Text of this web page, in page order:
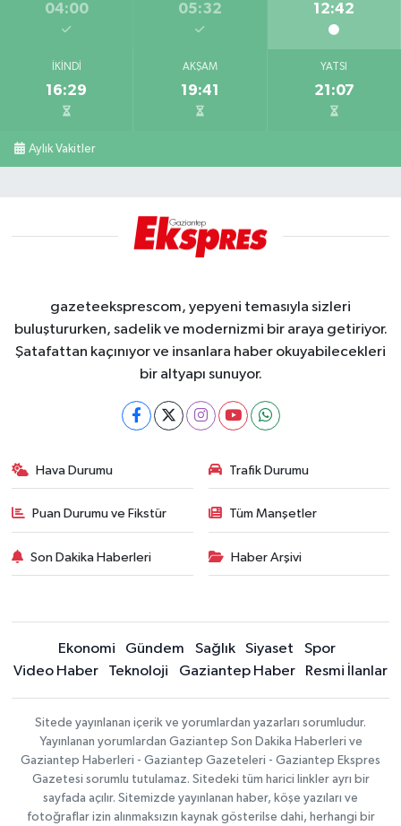
04:00 05:32 12:42
İKINDI
16:29
AKŞAM
19:41
YATSI
21:07
Aylık Vakitler
gazeteeksprescom, yepyeni temasıyla sizleri
buluştururken, sadelik ve modernizmi bir araya getiriyor.
Şatafattan kaçınıyor ve insanlara haber okuyabilecekleri
bir altyapı sunuyor.
Hava Durumu Trafik Durumu
Puan Durumu ve Fikstür Tüm Manşetler
Son Dakika Haberleri Haber Arşivi
Ekonomi Gündem Sağlık Siyaset
Spor
Video Haber
Teknoloji Gaziantep Haber Resmi İlanlar
Sitede yayınlanan içerik ve yorumlardan yazarları sorumludur.
Yayınlanan yorumlardan Gaziantep Son Dakika Haberleri ve
Gaziantep Haberleri - Gaziantep Gazeteleri - Gaziantep Ekspres
Gazetesi sorumlu tutulamaz. Sitedeki tüm harici linkler ayrı bir
sayfada açılır. Sitemizde yayınlanan haber, köşe yazıları ve
fotoğraflar izin alınmaksızın kaynak gösterilse dahi, herhangi bir